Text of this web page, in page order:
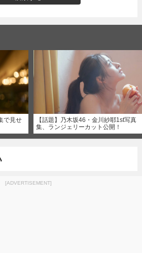
で見せ
【話題】乃木坂46・金川紗耶1st写真
集、ランジェリーカット公開！
[ADVERTISEMENT]